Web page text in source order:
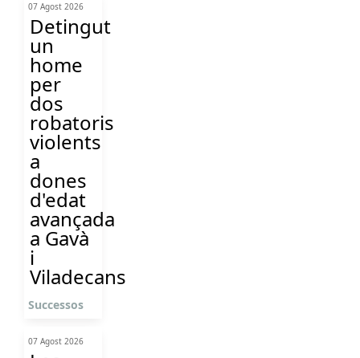
07 Agost 2026
Detingut
un
home
per
dos
robatoris
violents
a
dones
d'edat
avançada
a Gavà
i
Viladecans
Successos
07 Agost 2026